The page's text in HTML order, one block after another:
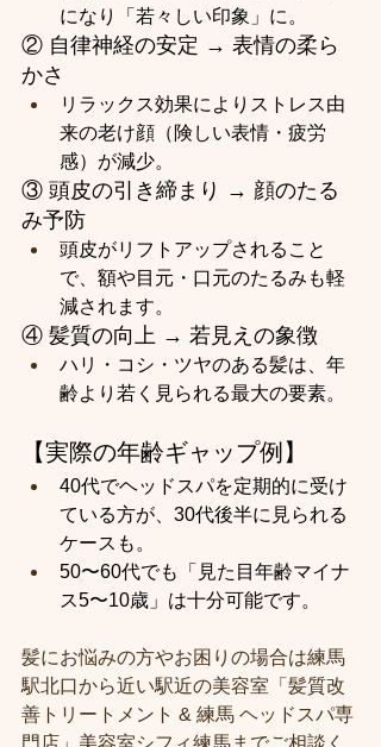
になり「若々しい印象」に。
② 自律神経の安定 → 表情の柔ら
かさ
リラックス効果によりストレス由
来の老け顔（険しい表情・疲労
感）が減少。
③ 頭皮の引き締まり → 顔のたる
み予防
頭皮がリフトアップされること
で、額や目元・口元のたるみも軽
減されます。
④ 髪質の向上 → 若見えの象徴
ハリ・コシ・ツヤのある髪は、年
齢より若く見られる最大の要素。
【実際の年齢ギャップ例】
40代でヘッドスパを定期的に受け
ている方が、30代後半に見られる
ケースも。
50〜60代でも「見た目年齢マイナ
ス5〜10歳」は十分可能です。
髪にお悩みの方やお困りの場合は練馬
駅北口から近い駅近の美容室「髪質改
善トリートメント & 練馬 ヘッドスパ専